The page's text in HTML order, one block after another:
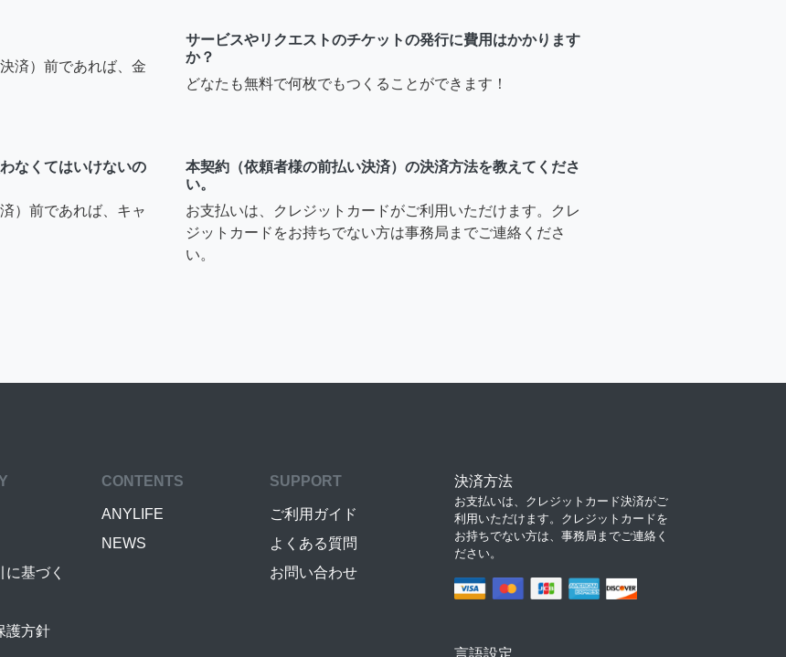
済）前であれば、金
サービスやリクエストのチケットの発行に費用はかかります
か？
どなたも無料で何枚でもつくることができます！
なくてはいけないの
）前であれば、キャ
本契約（依頼者様の前払い決済）の決済方法を教えてくださ
い。
お支払いは、クレジットカードがご利用いただけます。クレ
ジットカードをお持ちでない方は事務局までご連絡くださ
い。
基づく
護方針
CONTENTS
ANYLIFE
NEWS
SUPPORT
ご利用ガイド
よくある質問
お問い合わせ
決済方法
お支払いは、クレジットカード決済がご
利用いただけます。クレジットカードを
お持ちでない方は、事務局までご連絡く
ださい。
言語設定